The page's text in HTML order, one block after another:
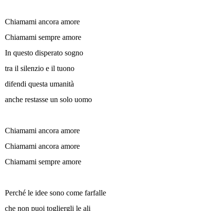
Chiamami ancora amore
Chiamami sempre amore
In questo disperato sogno
tra il silenzio e il tuono
difendi questa umanità
anche restasse un solo uomo
Chiamami ancora amore
Chiamami ancora amore
Chiamami sempre amore
Perché le idee sono come farfalle
che non puoi togliergli le ali